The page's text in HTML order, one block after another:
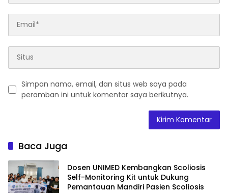
Simpan nama, email, dan situs web saya pada
peramban ini untuk komentar saya berikutnya.
Baca Juga
Dosen UNIMED Kembangkan Scoliosis
Self-Monitoring Kit untuk Dukung
Pemantauan Mandiri Pasien Scoliosis